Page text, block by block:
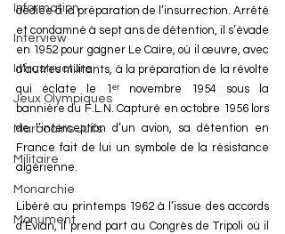
Information
Interview
Infrastructure
Jeux Olympiques
Marocains Juifs
Militaire
Monarchie
Monument
dédiée à la préparation de l’insurrection. Arrêté
et condamné à sept ans de détention, il s’évade
en 1952 pour gagner Le Caire, où il œuvre, avec
d’autres militants, à la préparation de la révolte
qui éclate le 1ᵉʳ novembre 1954 sous la
bannière du F.L.N. Capturé en octobre 1956 lors
de l’interception d’un avion, sa détention en
France fait de lui un symbole de la résistance
algérienne.
Libéré au printemps 1962 à l’issue des accords
d’Évian, il prend part au Congrès de Tripoli où il